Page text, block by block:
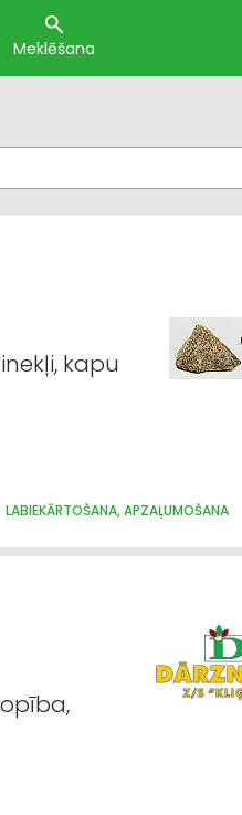
Meklēšana
kapu
LABIEKĀRTOŠANA, APZAĻUMOŠANA